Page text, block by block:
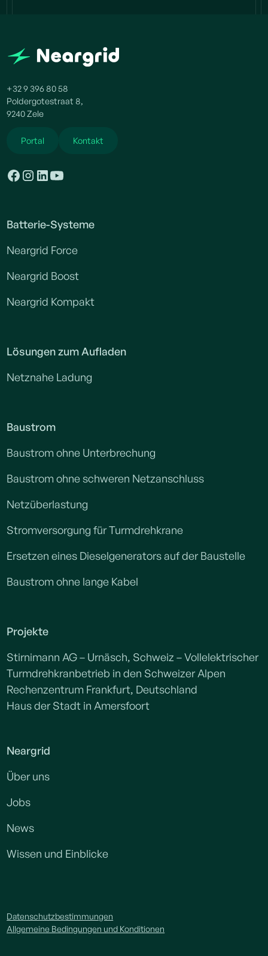
+32 9 396 80 58
Poldergotestraat 8,
9240 Zele
Portal Kontakt
Batterie-Systeme
Neargrid Force
Neargrid Boost
Neargrid Kompakt
Lösungen zum Aufladen
Netznahe Ladung
Baustrom
Baustrom ohne Unterbrechung
Baustrom ohne schweren Netzanschluss
Netzüberlastung
Stromversorgung für Turmdrehkrane
Ersetzen eines Dieselgenerators auf der Baustelle
Baustrom ohne lange Kabel
Projekte
Stirnimann AG – Urnäsch, Schweiz – Vollelektrischer
Turmdrehkranbetrieb in den Schweizer Alpen
Rechenzentrum Frankfurt, Deutschland
Haus der Stadt in Amersfoort
Neargrid
Über uns
Jobs
News
Wissen und Einblicke
Datenschutzbestimmungen
Allgemeine Bedingungen und Konditionen